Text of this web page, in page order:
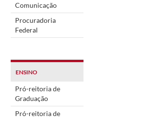
Comunicação
Procuradoria
Federal
ENSINO
Pró-reitoria de
Graduação
Pró-reitoria de